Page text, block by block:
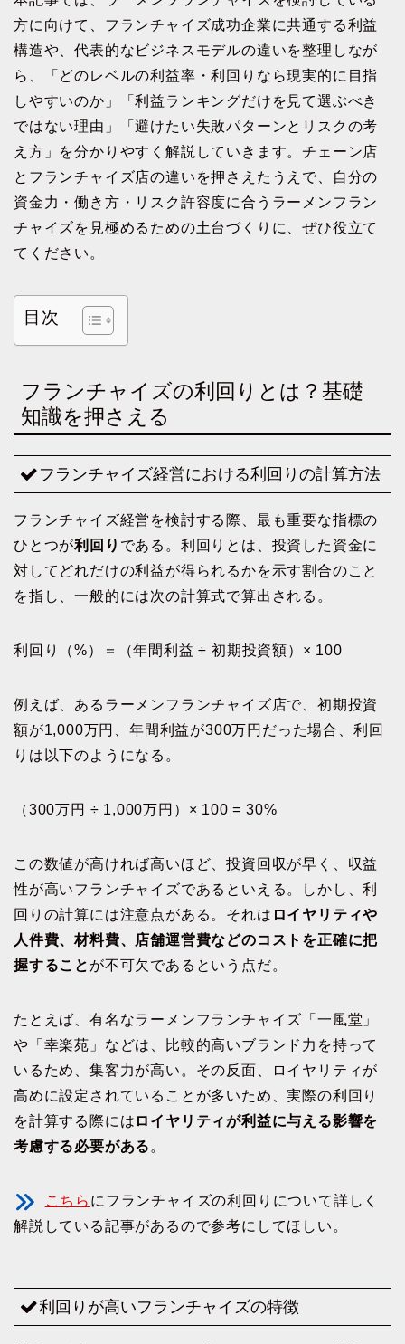
方に向けて、フランチャイズ成功企業に共通する利益
構造や、代表的なビジネスモデルの違いを整理しなが
ら、「どのレベルの利益率・利回りなら現実的に目指
しやすいのか」「利益ランキングだけを見て選ぶべき
ではない理由」「避けたい失敗パターンとリスクの考
え方」を分かりやすく解説していきます。チェーン店
とフランチャイズ店の違いを押さえたうえで、自分の
資金力・働き方・リスク許容度に合うラーメンフラン
チャイズを見極めるための土台づくりに、ぜひ役立て
てください。
目次
フランチャイズの利回りとは？基礎
知識を押さえる
フランチャイズ経営における利回りの計算方法
フランチャイズ経営を検討する際、最も重要な指標の
ひとつが利回り である。利回りとは、投資した資金に
対してどれだけの利益が得られるかを示す割合のこと
を指し、一般的には次の計算式で算出される。
利回り（%）＝（年間利益 ÷ 初期投資額）× 100
例えば、あるラーメンフランチャイズ店で、初期投資
額が1,000万円、年間利益が300万円だった場合、利回
りは以下のようになる。
（300万円 ÷ 1,000万円）× 100 = 30%
この数値が高ければ高いほど、投資回収が早く、収益
性が高いフランチャイズであるといえる。しかし、利
回りの計算には注意点がある。それは ロイヤリティや
人件費、材料費、店舗運営費などのコストを正確に把
握すること が不可欠であるという点だ。
たとえば、有名なラーメンフランチャイズ「一風堂」
や「幸楽苑」などは、比較的高いブランド力を持って
いるため、集客力が高い。その反面、ロイヤリティが
高めに設定されていることが多いため、実際の利回り
を計算する際には ロイヤリティが利益に与える影響を
考慮する必要がある 。
こちら にフランチャイズの利回りについて詳しく
解説している記事があるので参考にしてほしい。
利回りが高いフランチャイズの特徴